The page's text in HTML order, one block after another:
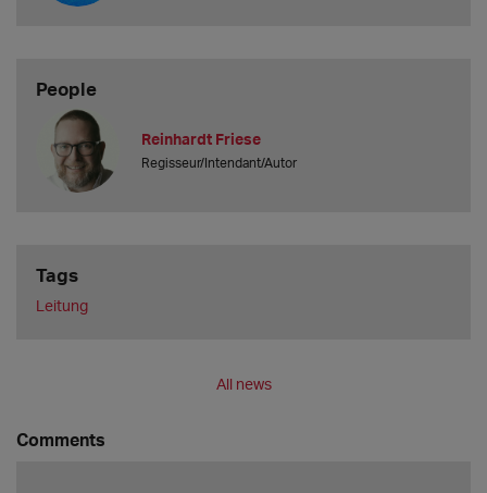
People
Reinhardt Friese
Regisseur/Intendant/Autor
Tags
Leitung
All news
Comments